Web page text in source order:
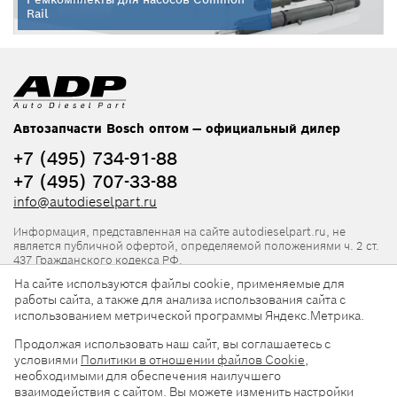
Rail
Автозапчасти Bosch оптом — официальный дилер
+7 (495) 734-91-88
+7 (495) 707-33-88
info@autodieselpart.ru
Информация, представленная на сайте autodieselpart.ru, не
является публичной офертой, определяемой положениями ч. 2 ст.
437 Гражданского кодекса РФ.
Нормативная документация
ADP в социальных сетях
На сайте используются файлы cookie, применяемые для
работы сайта, а также для анализа использования сайта с
использованием метрической программы Яндекс.Метрика.
Продолжая использовать наш сайт, вы соглашаетесь с
условиями Политики в отношении файлов Cookie,
необходимыми для обеспечения наилучшего
взаимодействия с сайтом. Вы можете изменить настройки